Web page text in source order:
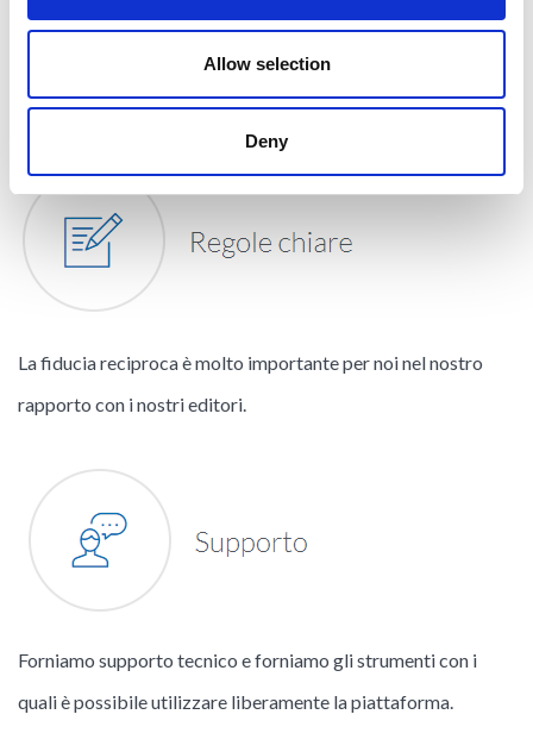
Allow selection
Deny
Fornisci lead di alta qualità? Negozia con noi le tariffe
migliori.
La fiducia reciproca è molto importante per noi nel nostro
rapporto con i nostri editori.
Forniamo supporto tecnico e forniamo gli strumenti con i
quali è possibile utilizzare liberamente la piattaforma.